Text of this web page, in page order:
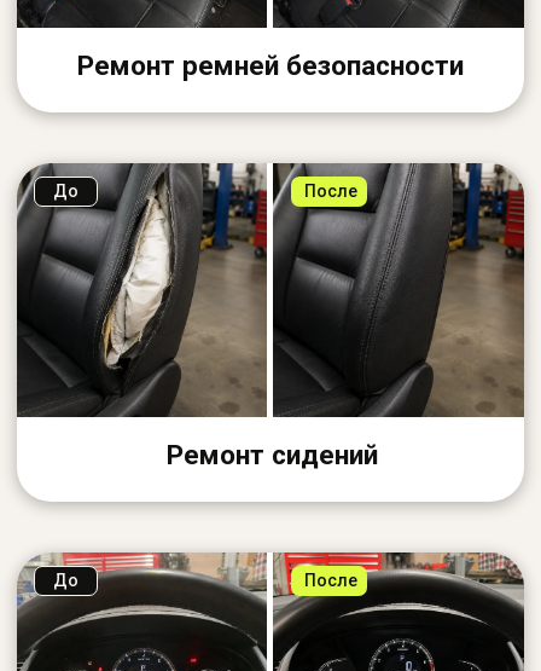
Подбор фактуры и цвета
Точно подбираем материалы под оригинал —
Комплексный подход
сопутствующие элементы салона
Работаем с другими городами
Принимаем заказы из других городов —
отправляйте детали удобной транспортной
компанией
Предоставляем гарантию на все выполненные
работы и используемые материалы